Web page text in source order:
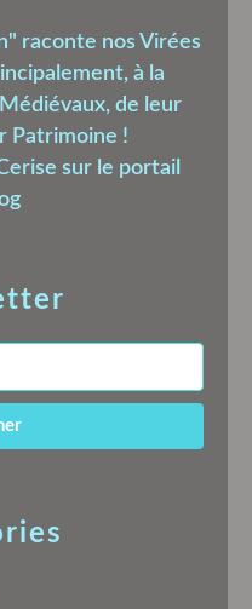
raconte nos Virées
à la
de leur
Patrimoine !
sur le portail